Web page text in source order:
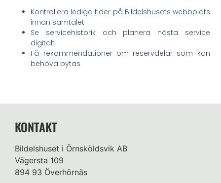
Kontrollera lediga tider på Bildelshusets webbplats
innan samtalet
Se servicehistorik och planera nästa service
digitalt
Få rekommendationer om reservdelar som kan
behöva bytas
KONTAKT
Bildelshuset i Örnsköldsvik AB
Vägersta 109
894 93 Överhörnäs